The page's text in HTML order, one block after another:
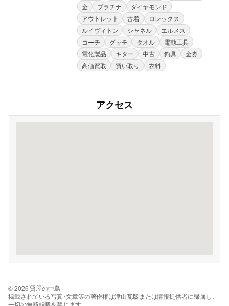
金
プラチナ
ダイヤモンド
アウトレット
古着
ロレックス
ルイヴィトン
シャネル
エルメス
コーチ
グッチ タオル
電動工具
電化製品
ギター 中古 釣具
金券
高価買取
買い取り 衣料
アクセス
© 2026 質屋の中島
掲載されている写真･文章等の著作権は津山瓦版または情報提供者に帰属し、